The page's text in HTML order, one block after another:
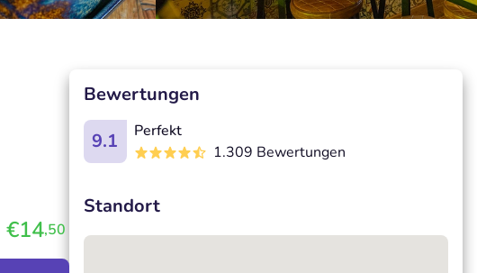
€14,50
Bewertungen
9.1
Perfekt
1.309 Bewertungen
Standort